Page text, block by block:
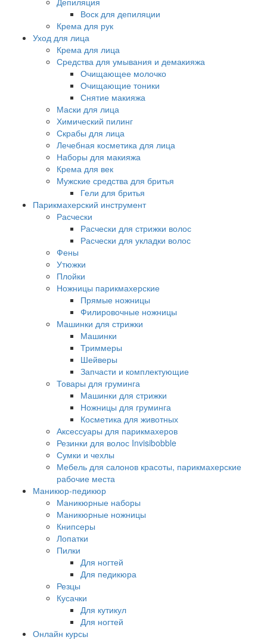
Воск для депиляции
Крема для рук
Уход для лица
Крема для лица
Средства для умывания и демакияжа
Очищающее молочко
Очищающие тоники
Снятие макияжа
Маски для лица
Химический пилинг
Скрабы для лица
Лечебная косметика для лица
Наборы для макияжа
Крема для век
Мужские средства для бритья
Гели для бритья
Парикмахерский инструмент
Расчески
Расчески для стрижки волос
Расчески для укладки волос
Фены
Утюжки
Плойки
Ножницы парикмахерские
Прямые ножницы
Филировочные ножницы
Машинки для стрижки
Машинки
Триммеры
Шейверы
Запчасти и комплектующие
Товары для груминга
Машинки для стрижки
Ножницы для груминга
Косметика для животных
Аксессуары для парикмахеров
Резинки для волос Invisibobble
Сумки и чехлы
Мебель для салонов красоты, парикмахерские
рабочие места
Маникюр-педикюр
Маникюрные наборы
Маникюрные ножницы
Книпсеры
Лопатки
Пилки
Для ногтей
Для педикюра
Резцы
Кусачки
Для кутикул
Для ногтей
Онлайн курсы